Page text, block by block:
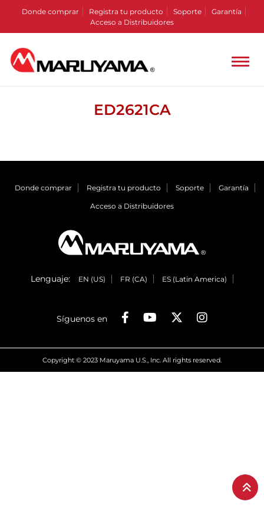
Donde comprar Registra tu producto Soporte
Garantía
Acceso a Distribuidores
ED2621CA
Donde comprar Registra tu producto Soporte Garantía
Acceso a Distribuidores
Lenguaje: EN (US) FR (CA) ES (Latin America)
Síguenos en
Copyright © 2023 Maruyama U.S., Inc. All rights reserved.